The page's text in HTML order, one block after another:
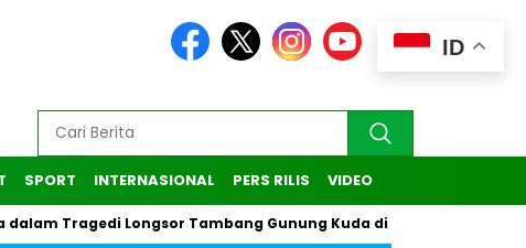
SPORT INTERNASIONAL PERS RILIS VIDEO
Longsor Tambang Gunung Kuda di Cirebon
ID